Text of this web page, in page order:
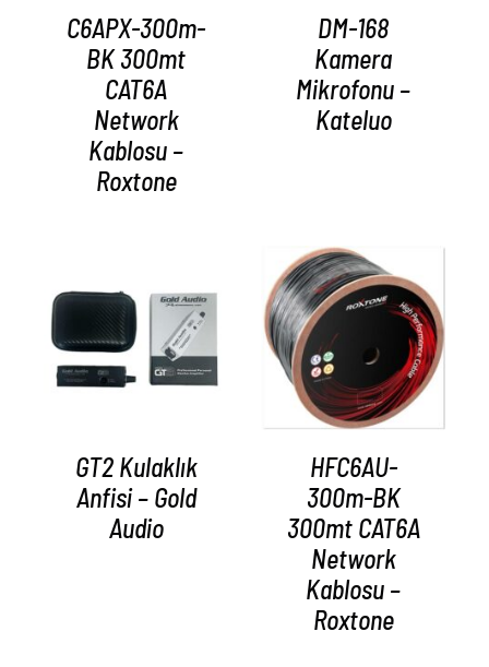
C6APX-300m-
BK 300mt
CAT6A
Network
Kablosu –
Roxtone
DM-168
Kamera
Mikrofonu –
Kateluo
AYRINTILAR
GT2 Kulaklık
Anfisi – Gold
Audio
AYRINTILAR
HFC6AU-
300m-BK
300mt CAT6A
Network
Kablosu –
Roxtone